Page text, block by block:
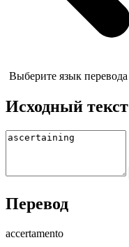
Выберите язык перевода
Исходный текст
Перевод
accertamento